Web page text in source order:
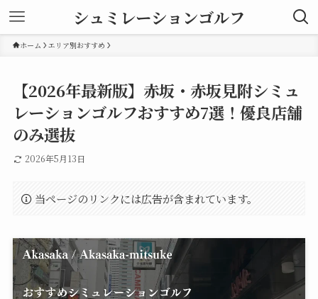
シュミレーションゴルフ
ホーム エリア別おすすめ
【2026年最新版】赤坂・赤坂見附シミュ
レーションゴルフおすすめ7選！優良店舗
のみ選抜
2026年5月13日
当ページのリンクには広告が含まれています。